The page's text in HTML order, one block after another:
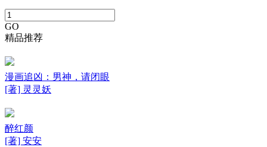
GO
精品推荐
漫画追凶：男神，请闭眼
[著] 灵灵妖
醉红颜
[著] 安安